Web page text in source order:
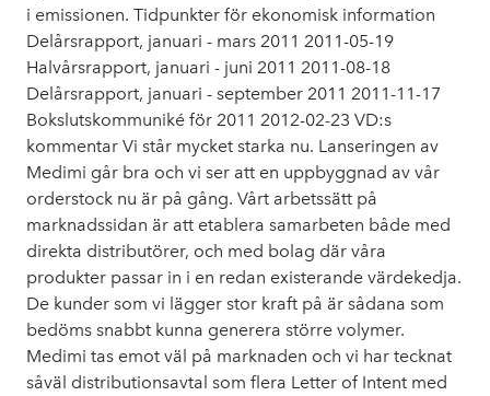
i emissionen. Tidpunkter för ekonomisk information
Delårsrapport, januari - mars 2011 2011-05-19
Halvårsrapport, januari - juni 2011 2011-08-18
Delårsrapport, januari - september 2011 2011-11-17
Bokslutskommuniké för 2011 2012-02-23 VD:s
kommentar Vi står mycket starka nu. Lanseringen av
Medimi går bra och vi ser att en uppbyggnad av vår
orderstock nu är på gång. Vårt arbetssätt på
marknadssidan är att etablera samarbeten både med
direkta distributörer, och med bolag där våra
produkter passar in i en redan existerande värdekedja.
De kunder som vi lägger stor kraft på är sådana som
bedöms snabbt kunna generera större volymer.
Medimi tas emot väl på marknaden och vi har tecknat
såväl distributionsavtal som flera Letter of Intent med